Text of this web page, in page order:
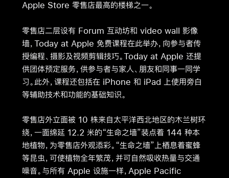
Apple Store 零售店最高的楼梯之一。
零售店二层设有 Forum 互动坊和 video wall 影像
墙，Today at Apple 免费课程在此举办，向参与者传
授编程、摄影及视频剪辑技巧。Today at Apple 还提
供团体预定服务，供参与者与家人、朋友和同事一同学
习。此外，课程还包括在 iPhone 和 iPad 上使用旁白
等辅助技术和功能的基础知识。
零售店外立面被 10 株来自太平洋西北地区的木兰树环
绕，一面绵延 12.2 米的“生命之墙”装点着 144 种本
地植物，为零售店外观添彩。“生命之墙”上栖息着蜜蜂
等昆虫，可使植物全年繁茂，并可自然吸收热量与交通
噪音。与所有 Apple 设施一样，Apple Pacific